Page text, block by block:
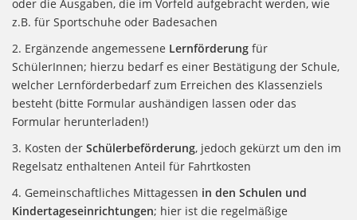
oder die Ausgaben, die im Vorfeld aufgebracht werden, wie
z.B. für Sportschuhe oder Badesachen
2. Ergänzende angemessene Lernförderung für
SchülerInnen; hierzu bedarf es einer Bestätigung der Schule,
welcher Lernförderbedarf zum Erreichen des Klassenziels
besteht (bitte Formular aushändigen lassen oder das
Formular herunterladen!)
3. Kosten der Schülerbeförderung, jedoch gekürzt um den im
Regelsatz enthaltenen Anteil für Fahrtkosten
4. Gemeinschaftliches Mittagessen in den Schulen und
Kindertageseinrichtungen; hier ist die regelmäßige